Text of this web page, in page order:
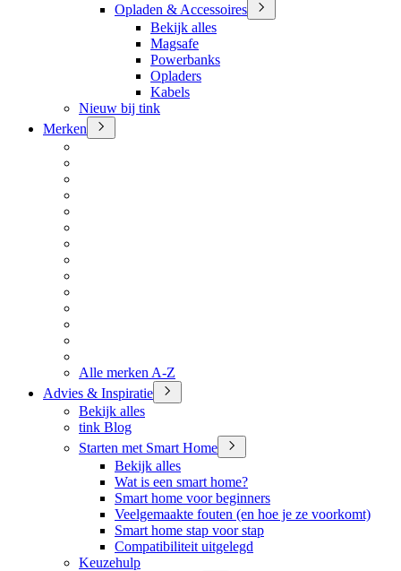
Opladen & Accessoires
Bekijk alles
Magsafe
Powerbanks
Opladers
Kabels
Nieuw bij tink
Merken
Alle merken A-Z
Advies & Inspiratie
Bekijk alles
tink Blog
Starten met Smart Home
Bekijk alles
Wat is een smart home?
Smart home voor beginners
Veelgemaakte fouten (en hoe je ze voorkomt)
Smart home stap voor stap
Compatibiliteit uitgelegd
Keuzehulp